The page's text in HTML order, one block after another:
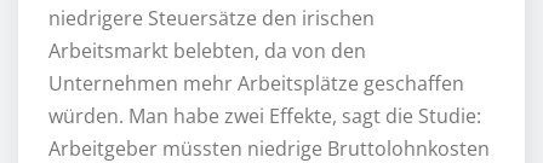
niedrigere Steuersätze den irischen
Arbeitsmarkt belebten, da von den
Unternehmen mehr Arbeitsplätze geschaffen
würden. Man habe zwei Effekte, sagt die Studie:
Arbeitgeber müssten niedrige Bruttolohnkosten